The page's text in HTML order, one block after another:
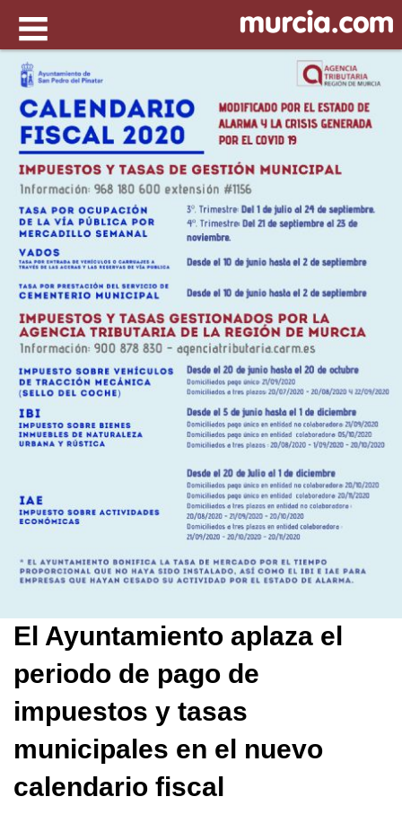
El Ayuntamiento aplaza el
periodo de pago de
impuestos y tasas
municipales en el nuevo
calendario fiscal